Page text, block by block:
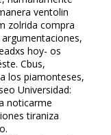
ventolin
zolrida compra
hoy- os
Cbus,
los piamonteses,
Universidad:
notificarme
tiraniza